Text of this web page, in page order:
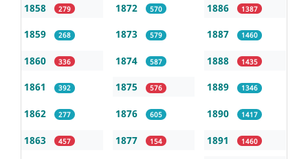
1858 279
1859 268
1860 336
1861 392
1862 277
1863 457
1872 570
1873 579
1874 587
1875 576
1876 605
1877 154
1886 1387
1887 1460
1888 1435
1889 1346
1890 1417
1891 1460